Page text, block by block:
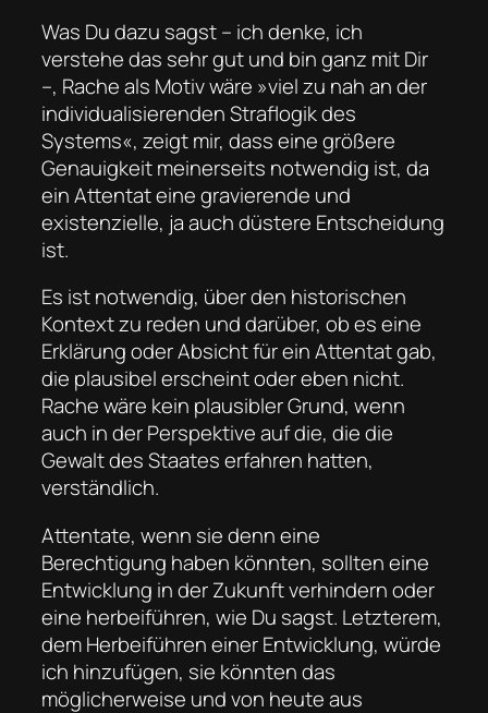
Was Du dazu sagst – ich denke, ich
verstehe das sehr gut und bin ganz mit Dir
–, Rache als Motiv wäre »viel zu nah an der
individualisierenden Straflogik des
Systems«, zeigt mir, dass eine größere
Genauigkeit meinerseits notwendig ist, da
ein Attentat eine gravierende und
existenzielle, ja auch düstere Entscheidung
ist.
Es ist notwendig, über den historischen
Kontext zu reden und darüber, ob es eine
Erklärung oder Absicht für ein Attentat gab,
die plausibel erscheint oder eben nicht.
Rache wäre kein plausibler Grund, wenn
auch in der Perspektive auf die, die die
Gewalt des Staates erfahren hatten,
verständlich.
Attentate, wenn sie denn eine
Berechtigung haben könnten, sollten eine
Entwicklung in der Zukunft verhindern oder
eine herbeiführen, wie Du sagst. Letzterem,
dem Herbeiführen einer Entwicklung, würde
ich hinzufügen, sie könnten das
möglicherweise und von heute aus